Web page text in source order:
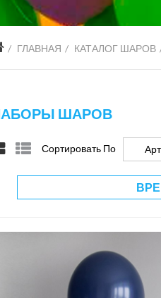
ГЛАВНАЯ КАТАЛОГ ШАРОВ
ШАРОВ
Сортировать По